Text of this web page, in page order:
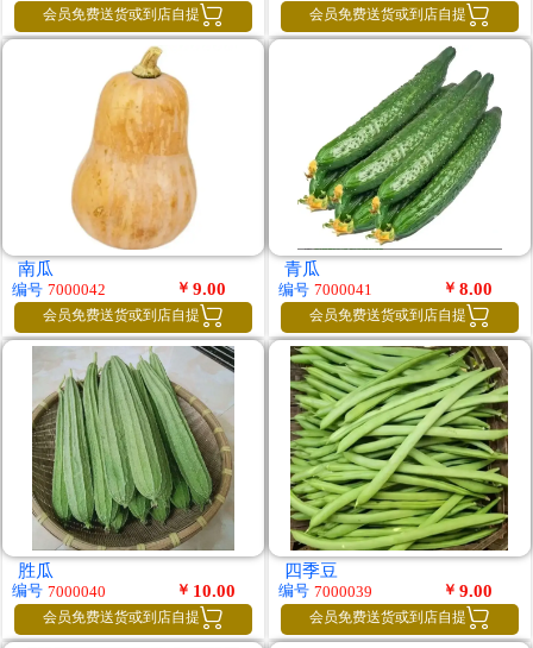
会员免费送货或到店自提  会员免费送货或到店自提 
南瓜
编号 7000042 ￥ 9.00
会员免费送货或到店自提 
青瓜
编号 7000041 ￥ 8.00
会员免费送货或到店自提 
胜瓜
编号 7000040 ￥ 10.00
会员免费送货或到店自提 
四季豆
编号 7000039 ￥ 9.00
会员免费送货或到店自提 